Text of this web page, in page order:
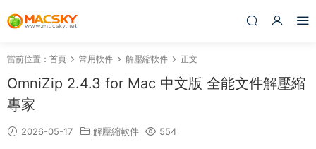
當前位置： 首頁 常用軟件 解壓縮軟件 正文
OmniZip 2.4.3 for Mac 中文版 全能文件解壓縮
專家
2026-05-17 解壓縮軟件 554